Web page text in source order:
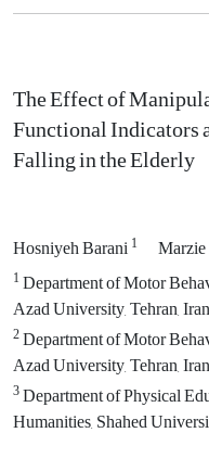
The Effect of
Functional Indicators
Falling in the Elderly
Hosniyeh Barani1
1Department of Motor
Azad University, Tehran,
2Department of Motor
Azad University, Tehran,
3Department of Physical
Humanities, Shahed